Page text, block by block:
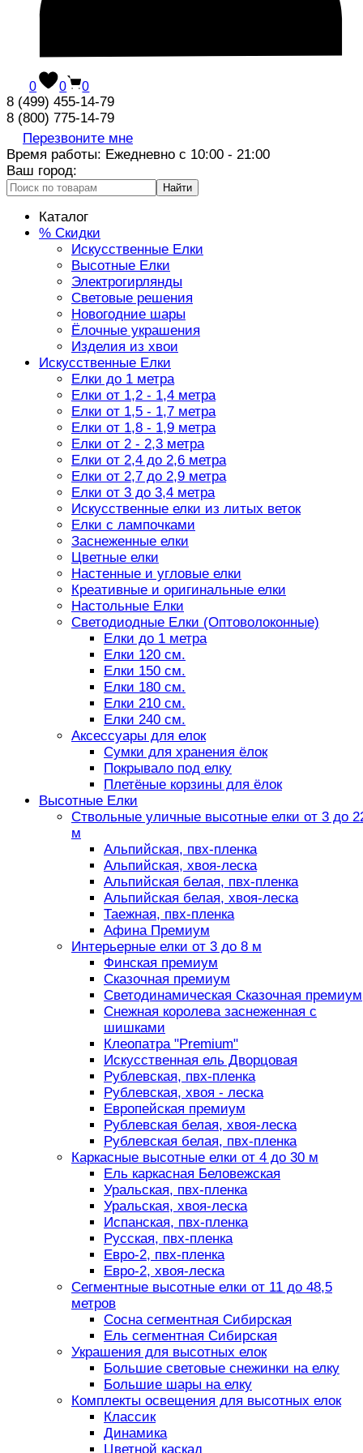
0 0 0
8 (499) 455-14-79
8 (800) 775-14-79
Перезвоните мне
Время работы: Ежедневно с 10:00 - 21:00
Ваш город:
Найти
Каталог
% Скидки
Искусственные Елки
Высотные Елки
Электрогирлянды
Световые решения
Новогодние шары
Ёлочные украшения
Изделия из хвои
Искусственные Елки
Елки до 1 метра
Елки от 1,2 - 1,4 метра
Елки от 1,5 - 1,7 метра
Елки от 1,8 - 1,9 метра
Елки от 2 - 2,3 метра
Елки от 2,4 до 2,6 метра
Елки от 2,7 до 2,9 метра
Елки от 3 до 3,4 метра
Искусственные елки из литых веток
Елки с лампочками
Заснеженные елки
Цветные елки
Настенные и угловые елки
Креативные и оригинальные елки
Настольные Елки
Светодиодные Елки (Оптоволоконные)
Елки до 1 метра
Елки 120 см.
Елки 150 см.
Елки 180 см.
Елки 210 см.
Елки 240 см.
Аксессуары для елок
Сумки для хранения ёлок
Покрывало под елку
Плетёные корзины для ёлок
Высотные Елки
Ствольные уличные высотные елки от 3 до
м
Альпийская, пвх-пленка
Альпийская, хвоя-леска
Альпийская белая, пвх-пленка
Альпийская белая, хвоя-леска
Таежная, пвх-пленка
Афина Премиум
Интерьерные елки от 3 до 8 м
Финская премиум
Сказочная премиум
Светодинамическая Сказочная премиум
Снежная королева заснеженная с
шишками
Клеопатра "Premium"
Искусственная ель Дворцовая
Рублевская, пвх-пленка
Рублевская, хвоя - леска
Европейская премиум
Рублевская белая, хвоя-леска
Рублевская белая, пвх-пленка
Каркасные высотные елки от 4 до 30 м
Ель каркасная Беловежская
Уральская, пвх-пленка
Уральская, хвоя-леска
Испанская, пвх-пленка
Русская, пвх-пленка
Евро-2, пвх-пленка
Евро-2, хвоя-леска
Сегментные высотные елки от 11 до 48,5
метров
Сосна сегментная Сибирская
Ель сегментная Сибирская
Украшения для высотных елок
Большие световые снежинки на елку
Большие шары на елку
Комплекты освещения для высотных елок
Классик
Динамика
Цветной каскад